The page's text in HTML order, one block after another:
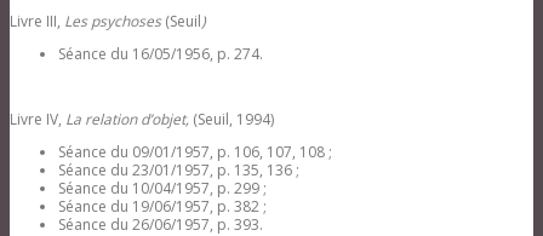
Livre III, Les psychoses(Seuil)
Séance du 16/05/1956, p. 274.
Livre IV, La relation d’objet, (Seuil, 1994)
Séance du 09/01/1957, p. 106, 107, 108 ;
Séance du 23/01/1957, p. 135, 136 ;
Séance du 10/04/1957, p. 299 ;
Séance du 19/06/1957, p. 382 ;
Séance du 26/06/1957, p. 393.